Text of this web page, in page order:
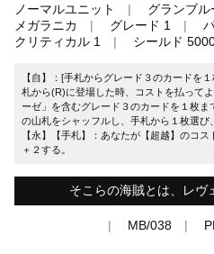
ノーマルユニット グランブル
メガラニカ
グレード 1
クリティカル 1
シールド
【自】：[手札からグレード３のカードを
札から(R)に登場した時、コストを払って
ーゼ」を含むグレード３のカードを１枚
の山札をシャッフルし、手札から１枚選び
【永】【手札】：あなたが【超越】のコ
＋２する。
そこらの海賊とは、レヴ
MB/038